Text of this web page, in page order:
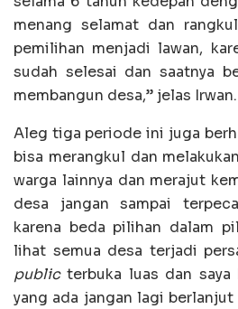
menang selamat dan
pemilihan menjadi lawan,
sudah selesai dan saatnya
membangun desa,” jelas Irwan.
Aleg tiga periode ini juga
bisa merangkul dan
warga lainnya dan merajut
desa jangan sampai
karena beda pilihan dalam
lihat semua desa terjadi
publicterbuka luas dan saya
yang ada jangan lagi